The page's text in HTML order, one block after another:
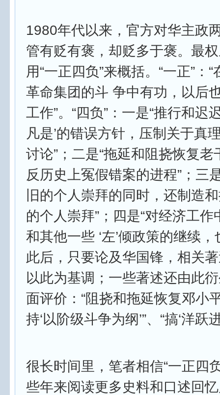
1980年代以来，官方对华主政
管有贬有褒，却贬多于褒。最
用“一正四负”来概括。“一正”：
革命集团的斗 争中有功，以后
工作”。“四负”：一是“推行和迟
凡是’的错误方针，压制关于真
讨论”；二是“拖延和阻挠恢复
反历史上冤假错案的进程”；三
旧的个人崇拜的同时，还制造
的个人崇拜”；四是“对经济工
和其他一些 ‘左’倾政策的继续，
此后，只要论及华国锋，相关
以此为基调；一些著述还由此
面评价：“阻挠和拖延恢复邓小
持‘以阶级斗争为纲’”、“搞‘洋跃
很长时间里，笔者相信“一正四
些年来阅读更多史料和口述回